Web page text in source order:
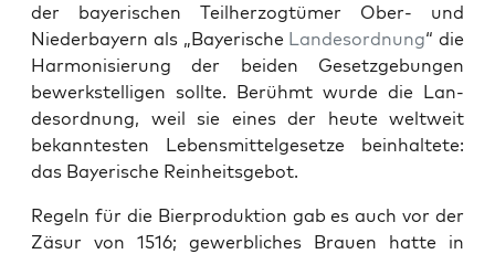
der bay­erischen Teil­her­zogtümer Ober- und
Nieder­bay­ern als „Bay­erische Lan­des­or­d­nung“ die
Har­mon­isierung der bei­den Geset­zge­bun­gen
bew­erk­stel­li­gen sollte. Berühmt wurde die Lan­
des­or­d­nung, weil sie eines der heute weltweit
bekan­ntesten Lebens­mit­telge­set­ze bein­hal­tete:
das Bay­erische Rein­heits­ge­bot.
Regeln für die Bier­pro­duk­tion gab es auch vor der
Zäsur von 1516; gewerblich­es Brauen hat­te in